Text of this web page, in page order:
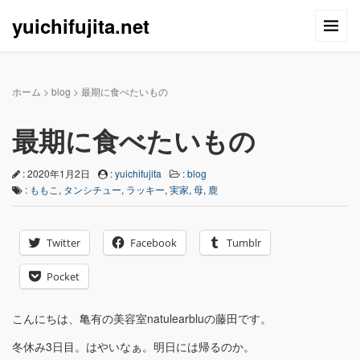
yuichifujita.net
ホーム > blog > 最期に食べたいもの
最期に食べたいもの
: 2020年1月2日 :yuichifujita :blog
: ももこ , タンシチュー, ラッキー, 実家, 母, 鹿
Twitter Facebook Tumblr
Pocket
こんにちは、亀有の美容室natulearbluの藤田です。
冬休み3日目。はやいなぁ。明日には帰るのか。